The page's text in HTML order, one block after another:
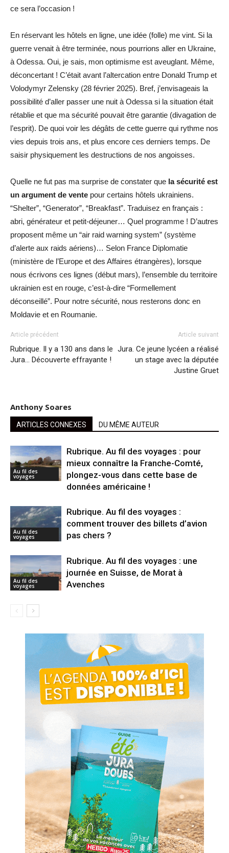
ce sera l’occasion !
En réservant les hôtels en ligne, une idée (folle) me vint. Si la
guerre venait à être terminée, nous pourrions aller en Ukraine,
à Odessa. Oui, je sais, mon optimisme est aveuglant. Même,
déconcertant ! C’était avant l’altercation entre Donald Trump et
Volodymyr Zelensky (28 février 2025). Bref, j’envisageais la
possibilité d’aller passer une nuit à Odessa si la situation était
rétablie et que ma sécurité pouvait être garantie (divagation de
l’esprit). De quoi voir les dégâts de cette guerre qui rythme nos
vies depuis trois ans, et plus encore ces derniers temps. De
saisir physiquement les destructions de nos angoisses.
Quelle ne fut pas ma surprise de constater que la sécurité est
un argument de vente pour certains hôtels ukrainiens.
“Shelter”, “Generator”, “Breakfast”. Traduisez en français :
abri, générateur et petit-déjeuner… Quel programme ! D’autres
proposent même un “air raid warning system” (système
d’alerte aux raids aériens)… Selon France Diplomatie
(ministère de l’Europe et des Affaires étrangères), lorsque
nous écrivons ces lignes (début mars), l’ensemble du territoire
ukrainien est en rouge, c’est-à-dire “Formellement
déconseillé”. Pour notre sécurité, nous resterons donc en
Moldavie et en Roumanie.
Article précédent
Rubrique. Il y a 130 ans dans le
Jura… Découverte effrayante !
Article suivant
Jura. Ce jeune lycéen a réalisé
un stage avec la députée
Justine Gruet
Anthony Soares
ARTICLES CONNEXES DU MÊME AUTEUR
Au fil des
voyages
Rubrique. Au fil des voyages : pour
mieux connaître la Franche-Comté,
plongez-vous dans cette base de
données américaine !
Au fil des
voyages
Rubrique. Au fil des voyages :
comment trouver des billets d’avion
pas chers ?
Au fil des
voyages
Rubrique. Au fil des voyages : une
journée en Suisse, de Morat à
Avenches